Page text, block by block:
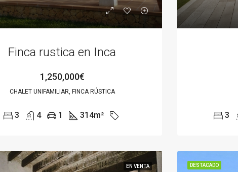
Finca rustica en Inca
1,250,000€
CHALET UNIFAMILIAR, FINCA RÚSTICA
3 4 1 314m² 3
EN VENTA DESTACADO